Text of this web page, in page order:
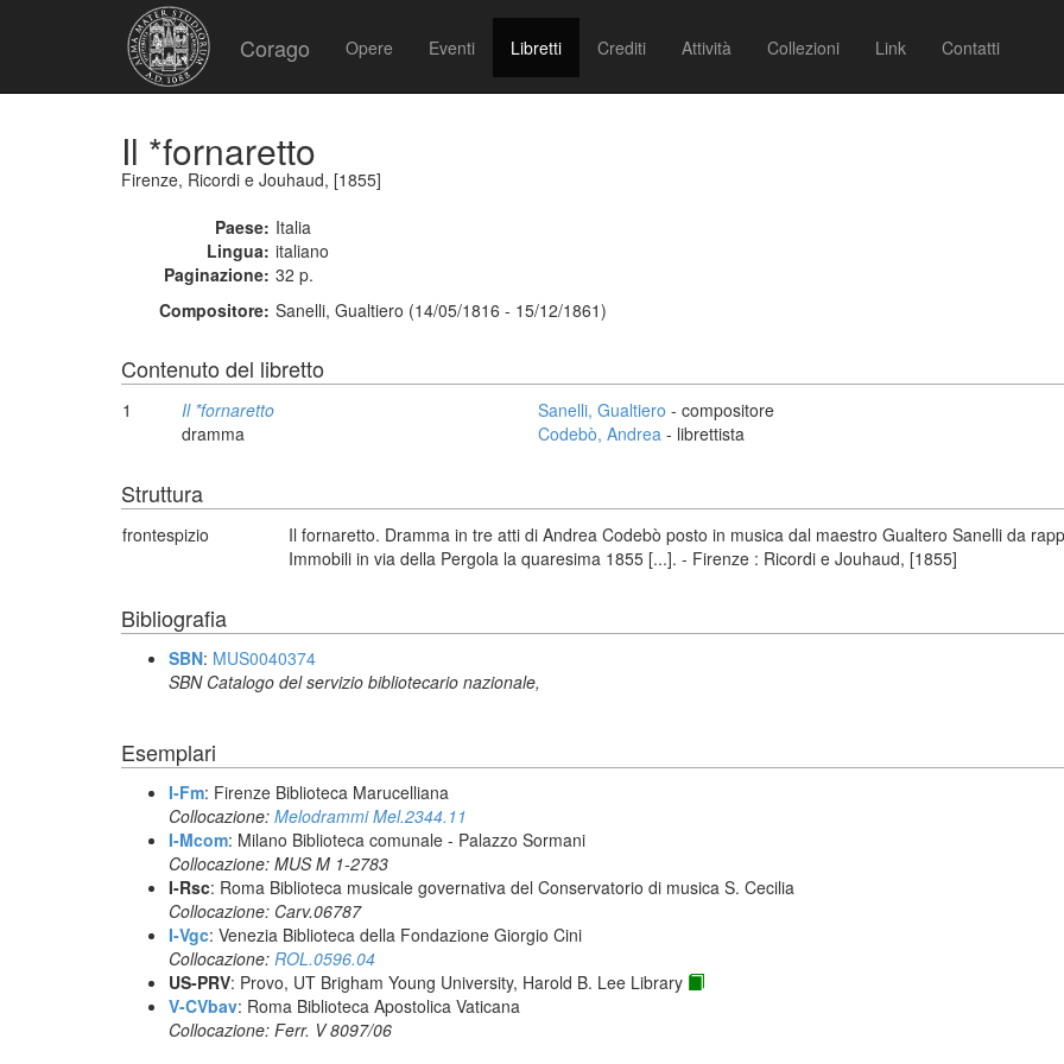
Corago Opere Eventi Libretti Crediti Attività Collezioni Link Contatti
Il *fornaretto
Firenze, Ricordi e Jouhaud, [1855]
Paese: Italia
Lingua: italiano
Paginazione: 32 p.
Compositore: Sanelli, Gualtiero (14/05/1816 - 15/12/1861)
Contenuto del libretto
1
Il *fornaretto
dramma
Sanelli, Gualtiero - compositore
Codebò, Andrea - librettista
Struttura
frontespizio
Il fornaretto. Dramma in tre atti di Andrea Codebò posto in musica dal maestro Gualtero Sanelli da
Immobili in via della Pergola la quaresima 1855 [...]. - Firenze : Ricordi e Jouhaud, [1855]
Bibliografia
SBN: MUS0040374
SBN Catalogo del servizio bibliotecario nazionale,
Esemplari
I-Fm: Firenze Biblioteca Marucelliana
Collocazione: Melodrammi Mel.2344.11
I-Mcom: Milano Biblioteca comunale - Palazzo Sormani
Collocazione: MUS M 1-2783
I-Rsc: Roma Biblioteca musicale governativa del Conservatorio di musica S. Cecilia
Collocazione: Carv.06787
I-Vgc: Venezia Biblioteca della Fondazione Giorgio Cini
Collocazione: ROL.0596.04
US-PRV: Provo, UT Brigham Young University, Harold B. Lee Library
V-CVbav: Roma Biblioteca Apostolica Vaticana
Collocazione: Ferr. V 8097/06